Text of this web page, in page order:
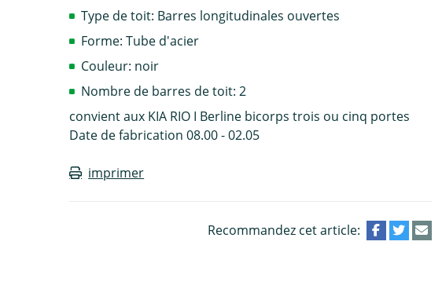
Type de toit: Barres longitudinales ouvertes
Forme: Tube d'acier
Couleur: noir
Nombre de barres de toit: 2
convient aux KIA RIO I Berline bicorps trois ou cinq portes
Date de fabrication 08.00 - 02.05
imprimer
Recommandez cet article: